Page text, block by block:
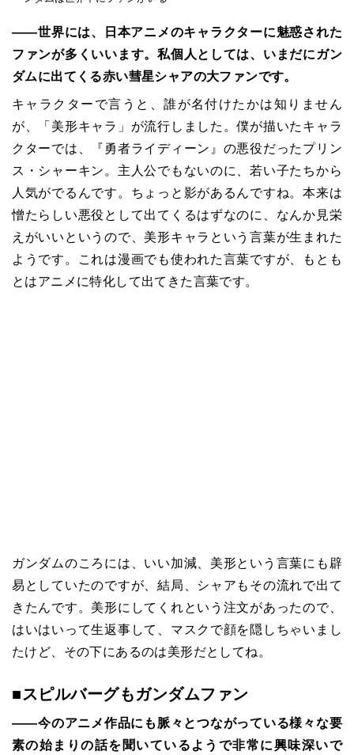
――世界には、日本アニメのキャラクターに魅惑された
ファンが多くいいます。私個人としては、いまだにガン
ダムに出てくる赤い彗星シャアの大ファンです。
キャラクターで言うと、誰が名付けたかは知りません
が、「美形キャラ」が流行しました。僕が描いたキャラ
クターでは、『勇者ライディーン』の悪役だったプリン
ス・シャーキン。主人公でもないのに、若い子たちから
人気がでるんです。ちょっと影があるんですね。本来は
憎たらしい悪役として出てくるはずなのに、なんか見栄
えがいいというので、美形キャラという言葉が生まれた
ようです。これは漫画でも使われた言葉ですが、もとも
とはアニメに特化して出てきた言葉です。
ガンダムのころには、いい加減、美形という言葉にも辟
易としていたのですが、結局、シャアもその流れで出て
きたんです。美形にしてくれという注文があったので、
はいはいって生返事して、マスクで顔を隠しちゃいまし
たけど、その下にあるのは美形だとしてね。
■スピルバーグもガンダムファン
――今のアニメ作品にも脈々とつながっている様々な要
素の始まりの話を聞いているようで非常に興味深いで